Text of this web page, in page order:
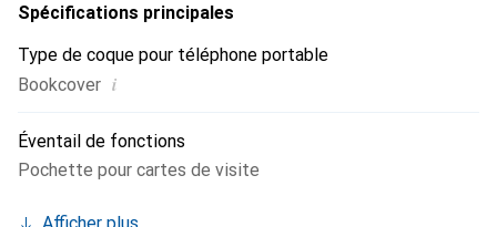
Spécifications principales
Type de coque pour téléphone portable
Bookcover i
Éventail de fonctions
Pochette pour cartes de visite